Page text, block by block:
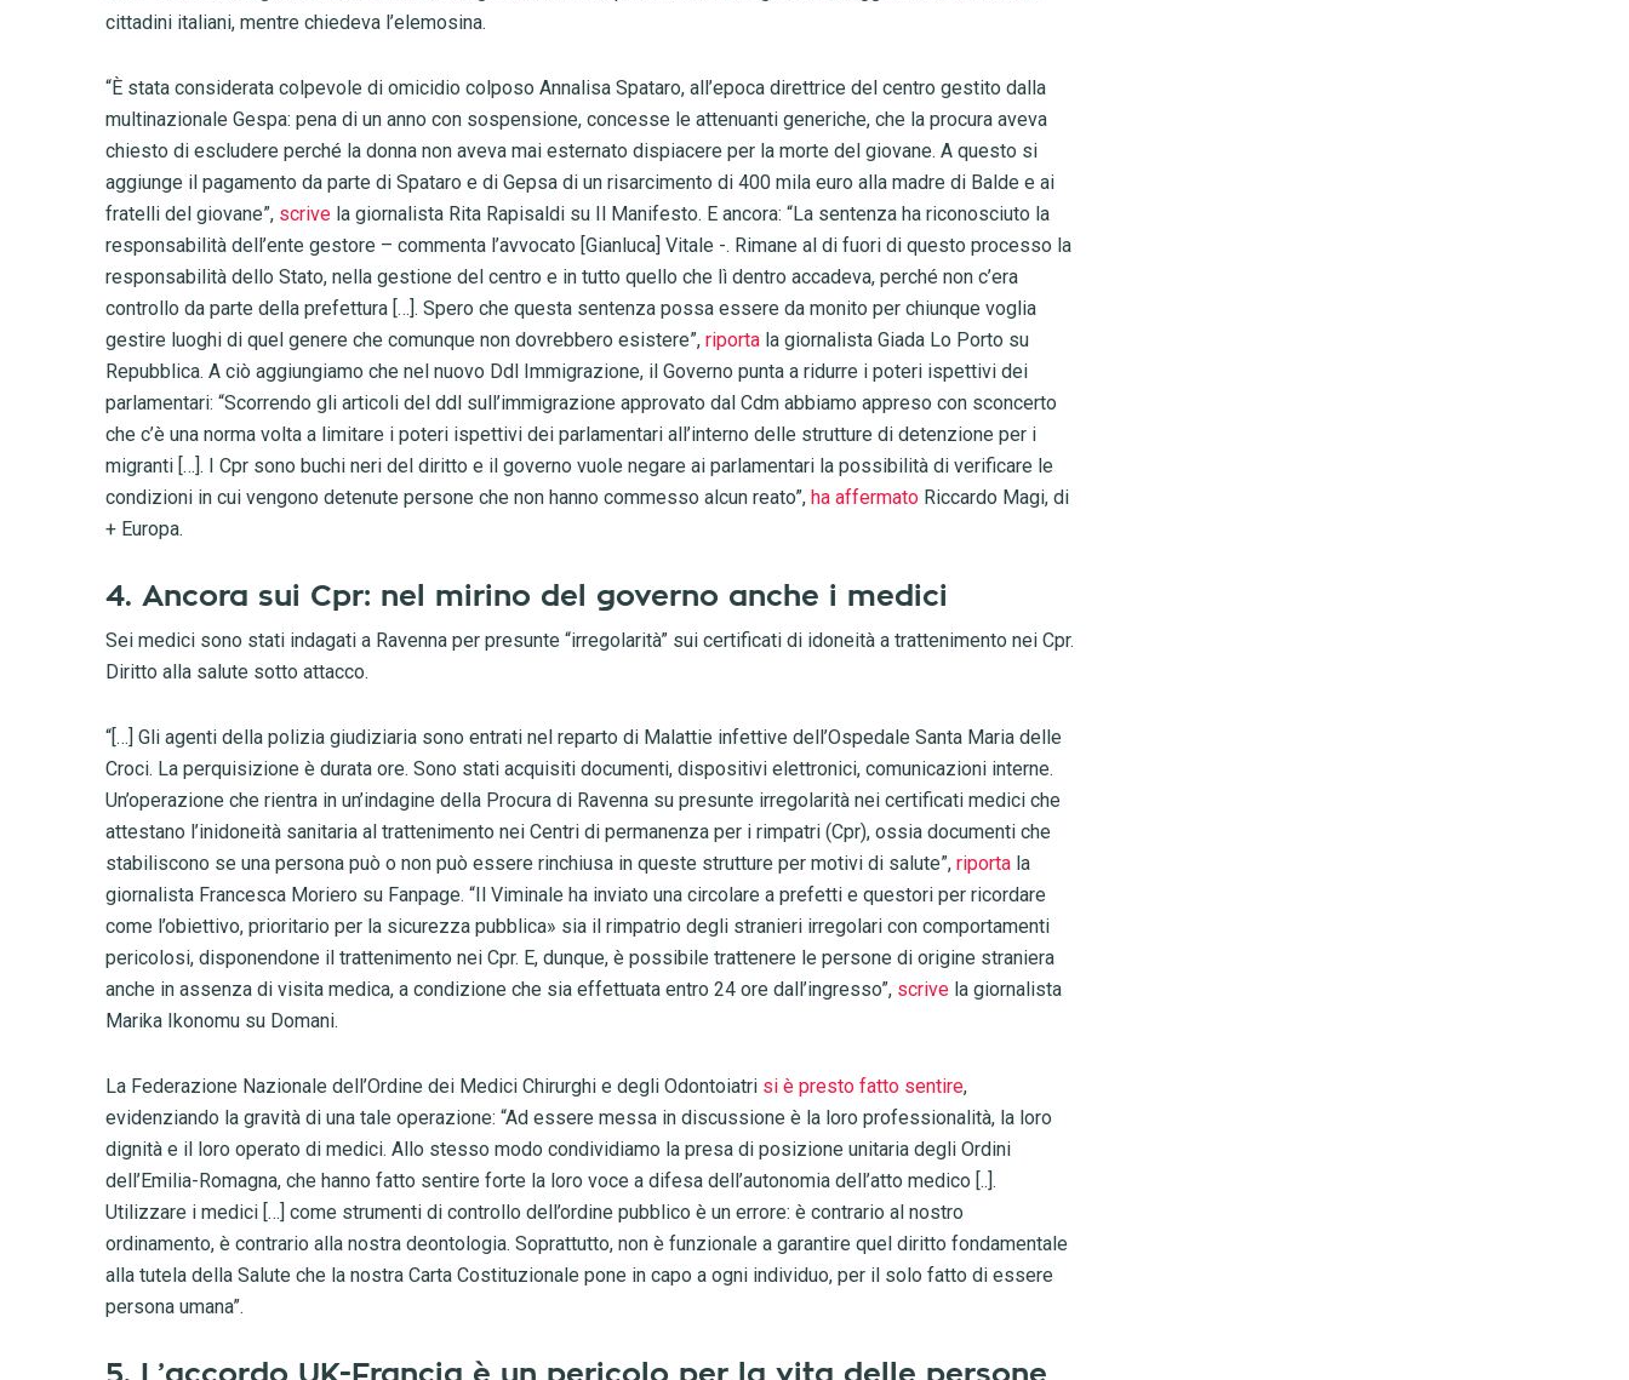
cittadini italiani, mentre chiedeva l’elemosina.
“È stata considerata colpevole di omicidio colposo Annalisa Spataro, all’epoca direttrice del centro gestito dalla
multinazionale Gespa: pena di un anno con sospensione, concesse le attenuanti generiche, che la procura aveva
chiesto di escludere perché la donna non aveva mai esternato dispiacere per la morte del giovane. A questo si
aggiunge il pagamento da parte di Spataro e di Gepsa di un risarcimento di 400 mila euro alla madre di Balde e ai
fratelli del giovane”, scrive la giornalista Rita Rapisaldi su Il Manifesto. E ancora: “La sentenza ha riconosciuto la
responsabilità dell’ente gestore – commenta l’avvocato [Gianluca] Vitale -. Rimane al di fuori di questo processo la
responsabilità dello Stato, nella gestione del centro e in tutto quello che lì dentro accadeva, perché non c’era
controllo da parte della prefettura […]. Spero che questa sentenza possa essere da monito per chiunque voglia
gestire luoghi di quel genere che comunque non dovrebbero esistere”, riporta la giornalista Giada Lo Porto su
Repubblica. A ciò aggiungiamo che nel nuovo Ddl Immigrazione, il Governo punta a ridurre i poteri ispettivi dei
parlamentari: “Scorrendo gli articoli del ddl sull’immigrazione approvato dal Cdm abbiamo appreso con sconcerto
che c’è una norma volta a limitare i poteri ispettivi dei parlamentari all’interno delle strutture di detenzione per i
migranti […]. I Cpr sono buchi neri del diritto e il governo vuole negare ai parlamentari la possibilità di verificare le
condizioni in cui vengono detenute persone che non hanno commesso alcun reato”, ha affermato Riccardo Magi, di
+ Europa.
4. Ancora sui Cpr: nel mirino del governo anche i medici
Sei medici sono stati indagati a Ravenna per presunte “irregolarità” sui certificati di idoneità a trattenimento nei Cpr.
Diritto alla salute sotto attacco.
“[…] Gli agenti della polizia giudiziaria sono entrati nel reparto di Malattie infettive dell’Ospedale Santa Maria delle
Croci. La perquisizione è durata ore. Sono stati acquisiti documenti, dispositivi elettronici, comunicazioni interne.
Un’operazione che rientra in un’indagine della Procura di Ravenna su presunte irregolarità nei certificati medici che
attestano l’inidoneità sanitaria al trattenimento nei Centri di permanenza per i rimpatri (Cpr), ossia documenti che
stabiliscono se una persona può o non può essere rinchiusa in queste strutture per motivi di salute”, riporta la
giornalista Francesca Moriero su Fanpage. “Il Viminale ha inviato una circolare a prefetti e questori per ricordare
come l’obiettivo, prioritario per la sicurezza pubblica» sia il rimpatrio degli stranieri irregolari con comportamenti
pericolosi, disponendone il trattenimento nei Cpr. E, dunque, è possibile trattenere le persone di origine straniera
anche in assenza di visita medica, a condizione che sia effettuata entro 24 ore dall’ingresso”, scrive la giornalista
Marika Ikonomu su Domani.
La Federazione Nazionale dell’Ordine dei Medici Chirurghi e degli Odontoiatri si è presto fatto sentire,
evidenziando la gravità di una tale operazione: “Ad essere messa in discussione è la loro professionalità, la loro
dignità e il loro operato di medici. Allo stesso modo condividiamo la presa di posizione unitaria degli Ordini
dell’Emilia-Romagna, che hanno fatto sentire forte la loro voce a difesa dell’autonomia dell’atto medico [..].
Utilizzare i medici […] come strumenti di controllo dell’ordine pubblico è un errore: è contrario al nostro
ordinamento, è contrario alla nostra deontologia. Soprattutto, non è funzionale a garantire quel diritto fondamentale
alla tutela della Salute che la nostra Carta Costituzionale pone in capo a ogni individuo, per il solo fatto di essere
persona umana”.
5. L’accordo UK-Francia è un pericolo per la vita delle persone